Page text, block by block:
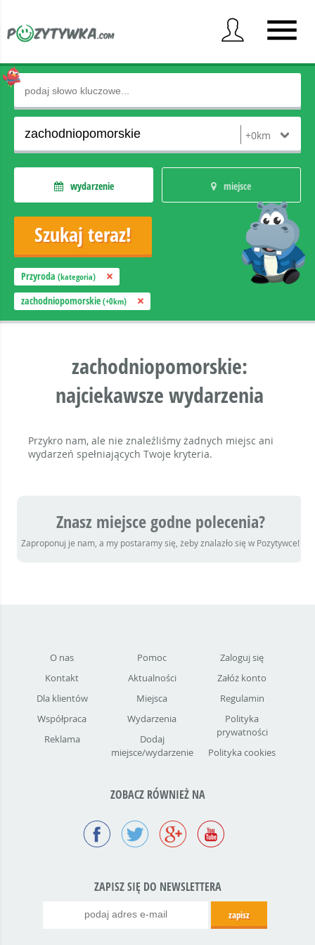
wydarzenie miejsce
Przyroda (kategoria)
zachodniopomorskie (+0km)
zachodniopomorskie:
najciekawsze wydarzenia
Przykro nam, ale nie znaleźliśmy żadnych miejsc ani
wydarzeń spełniających Twoje kryteria.
Znasz miejsce godne polecenia?
Zaproponuj je nam, a my postaramy się, żeby znalazło się w Pozytywce!
O nas
Kontakt
Dla klientów
Współpraca
Reklama
Pomoc
Aktualności
Miejsca
Wydarzenia
Dodaj
miejsce/wydarzenie
Zaloguj się
Załóż konto
Regulamin
Polityka
prywatności
Polityka cookies
ZOBACZ RÓWNIEŻ NA
ZAPISZ SIĘ DO NEWSLETTERA